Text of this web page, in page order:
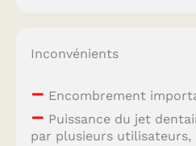
Inconvénients
– Encombrement
– Puissance du jet
par plusieurs